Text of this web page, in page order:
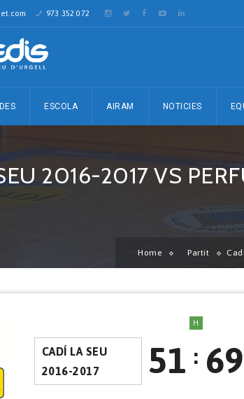
973 352 072
ESCOLA AIRAM NOTICIES
2016-2017 VS
Home Partit
CADÍ LA SEU
2016-2017
H
51 : 69